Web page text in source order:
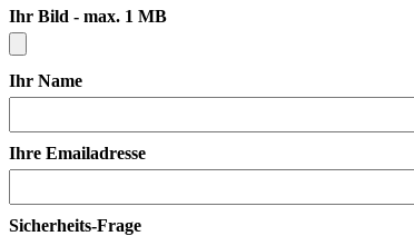
Ihr Bild - max. 1 MB
Ihr Name
Ihre Emailadresse
Sicherheits-Frage